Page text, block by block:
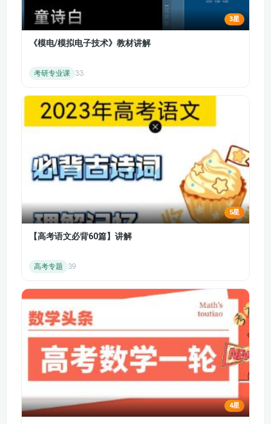
银行的准备金 公开市
场操作 法定准备金率
了物价水平
14.1 经济波动没有规
律 经济波动的分析框
14.2 财富效应 利率
效应 汇率效应 为什
么总需求经常变化
14.3.1 长期总供给曲
线
14.3.2 短期总供给曲
动的步骤 总需求变化
的短期影响和长期影
响
15.1.1 流动性偏好理
论
15.1.2 货币政策的作
15.2.2 财政政策的总
效应
15.3 货币政策的局限
性 财政政策的局限性
3星
《模电/模拟电子技术》教材讲解
考研专业课 33
5星
【高考语文必背60篇】讲解
高考专题 39
4星